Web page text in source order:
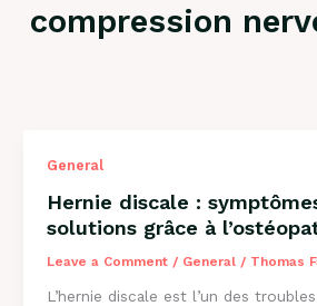
compression
General
Hernie discale :
solutions grâce à
Leave a Comment / General/ Thomas
L’hernie discale est l’un des